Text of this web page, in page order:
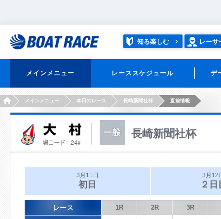
知る楽しむ レーサ
メインメニュー レーススケジュール デ
HOMEメインメニュー 本日のレース 長崎新聞社杯 直前情報
長崎新聞社杯
3月11日
初日
3月12
２日
レース 1R 2R 3R